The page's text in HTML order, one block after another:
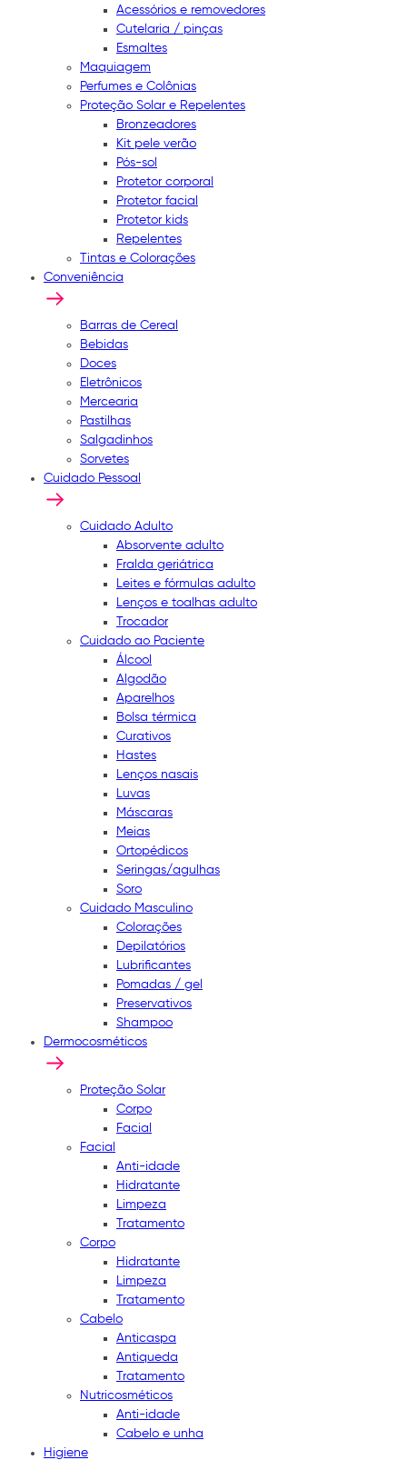
Acessórios e removedores
Cutelaria / pinças
Esmaltes
Maquiagem
Perfumes e Colônias
Proteção Solar e Repelentes
Bronzeadores
Kit pele verão
Pós-sol
Protetor corporal
Protetor facial
Protetor kids
Repelentes
Tintas e Colorações
Conveniência
Barras de Cereal
Bebidas
Doces
Eletrônicos
Mercearia
Pastilhas
Salgadinhos
Sorvetes
Cuidado Pessoal
Cuidado Adulto
Absorvente adulto
Fralda geriátrica
Leites e fórmulas adulto
Lenços e toalhas adulto
Trocador
Cuidado ao Paciente
Álcool
Algodão
Aparelhos
Bolsa térmica
Curativos
Hastes
Lenços nasais
Luvas
Máscaras
Meias
Ortopédicos
Seringas/agulhas
Soro
Cuidado Masculino
Colorações
Depilatórios
Lubrificantes
Pomadas / gel
Preservativos
Shampoo
Dermocosméticos
Proteção Solar
Corpo
Facial
Facial
Anti-idade
Hidratante
Limpeza
Tratamento
Corpo
Hidratante
Limpeza
Tratamento
Cabelo
Anticaspa
Antiqueda
Tratamento
Nutricosméticos
Anti-idade
Cabelo e unha
Higiene